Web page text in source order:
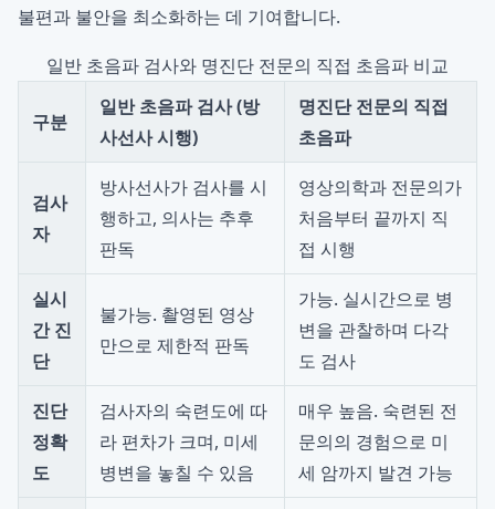
불편과 불안을 최소화하는 데 기여합니다.
일반 초음파 검사와 명진단 전문의 직접 초음파 비교
구분
일반 초음파 검사 (방
사선사 시행)
명진단 전문의 직접
초음파
검사
자
방사선사가 검사를 시
행하고, 의사는 추후
판독
영상의학과 전문의가
처음부터 끝까지 직
접 시행
실시
간 진
단
불가능. 촬영된 영상
만으로 제한적 판독
가능. 실시간으로 병
변을 관찰하며 다각
도 검사
진단
정확
도
검사자의 숙련도에 따
라 편차가 크며, 미세
병변을 놓칠 수 있음
매우 높음. 숙련된 전
문의의 경험으로 미
세 암까지 발견 가능